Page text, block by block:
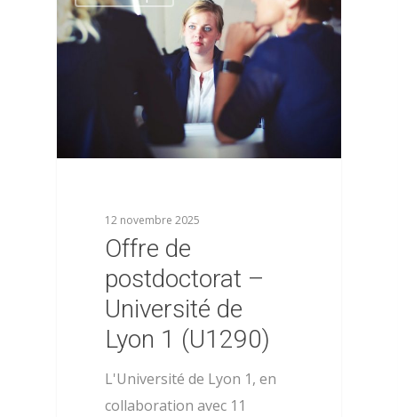
12 novembre 2025
Offre de
postdoctorat –
Université de
Lyon 1 (U1290)
L'Université de Lyon 1, en
collaboration avec 11
l’AFPSA
Définition de la
la santé
Histoire de l’AFPSA
La commission jeunes
Actualités
Nous contacter
Adhérer
Mon espace adhérent